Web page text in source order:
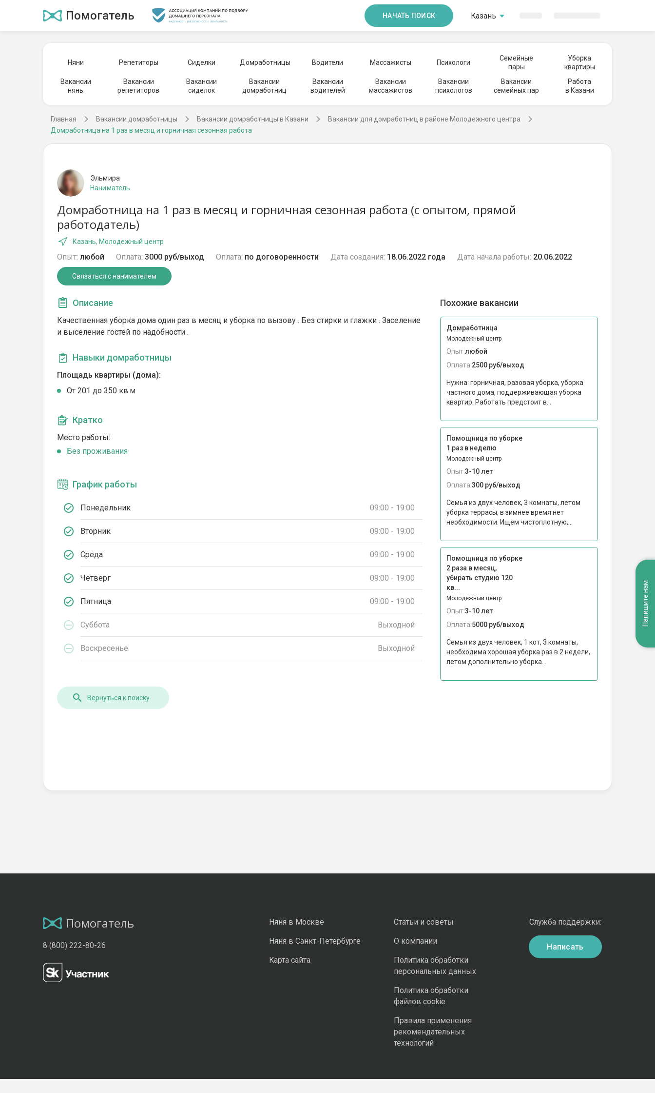
Помогатель НАЧАТЬ ПОИСК Казань
Няни Репетиторы Сиделки Домработницы Водители Массажисты Психологи
Семейные
пары
Уборка
квартиры
Вакансии
нянь
Вакансии
репетиторов
Вакансии
сиделок
Вакансии
домработниц
Вакансии
водителей
Вакансии
массажистов
Вакансии
психологов
Вакансии
семейных пар
Работа
в Казани
Главная Вакансии домработницы Вакансии домработницы в Казани
Вакансии для домработниц в районе Молодежного центра
Домработница на 1 раз в месяц и горничная сезонная работа
Эльмира
Наниматель
Домработница на 1 раз в месяц и горничная сезонная работа (с опытом, прямой
работодатель)
Казань, Молодежный центр
Опыт: любой Оплата: 3000 руб/выход Оплата: по договоренности Дата создания: 18.06.2022 года Дата начала работы: 20.06.2022
Связаться с нанимателем
Описание
Качественная уборка дома один раз в месяц и уборка по вызову . Без стирки и глажки . Заселение
и выселение гостей по надобности .
Навыки домработницы
Площадь квартиры (дома):
От 201 до 350 кв.м
Кратко
Место работы:
Без проживания
График работы
Понедельник 09:00 - 19:00
Вторник 09:00 - 19:00
Среда 09:00 - 19:00
Четверг 09:00 - 19:00
Пятница 09:00 - 19:00
Суббота Выходной
Воскресенье Выходной
Похожие вакансии
Домработница
Молодежный центр
Опыт:любой
Оплата:2500 руб/выход
Нужна: горничная, разовая уборка, уборка
частного дома, поддерживающая уборка
квартир. Работать предстоит в...
Помощница по уборке
1 раз в неделю
Молодежный центр
Опыт:3-10 лет
Оплата:300 руб/выход
Семья из двух человек, 3 комнаты, летом
уборка террасы, в зимнее время нет
необходимости. Ищем чистоплотную,...
Помощница по уборке
2 раза в месяц,
убирать студию 120
кв...
Молодежный центр
Опыт:3-10 лет
Оплата:5000 руб/выход
Семья из двух человек, 1 кот, 3 комнаты,
необходима хорошая уборка раз в 2 недели,
летом дополнительно уборка...
Вернуться к поиску
Помогатель
8 (800) 222-80-26
Няня в Москве
Няня в Санкт-Петербурге
Карта сайта
Статьи и советы
О компании
Политика обработки
персональных данных
Политика обработки
файлов cookie
Правила применения
рекомендательных
технологий
Служба поддержки:
Написать
Напишите нам